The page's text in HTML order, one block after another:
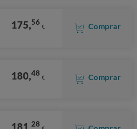
175,56 € Comprar
180,48 € Comprar
181,28